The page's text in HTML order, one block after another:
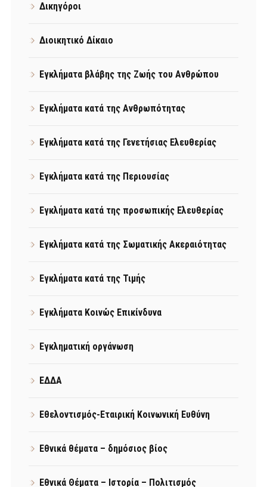
Δικηγόροι
Διοικητικό Δίκαιο
Εγκλήματα βλάβης της Ζωής του Ανθρώπου
Εγκλήματα κατά της Ανθρωπότητας
Εγκλήματα κατά της Γενετήσιας Ελευθερίας
Εγκλήματα κατά της Περιουσίας
Εγκλήματα κατά της προσωπικής Ελευθερίας
Εγκλήματα κατά της Σωματικής Ακεραιότητας
Εγκλήματα κατά της Τιμής
Εγκλήματα Κοινώς Επικίνδυνα
Εγκληματική οργάνωση
ΕΔΔΑ
Εθελοντισμός-Εταιρική Κοινωνική Ευθύνη
Εθνικά θέματα – δημόσιος βίος
Εθνικά Θέματα – Ιστορία – Πολιτισμός